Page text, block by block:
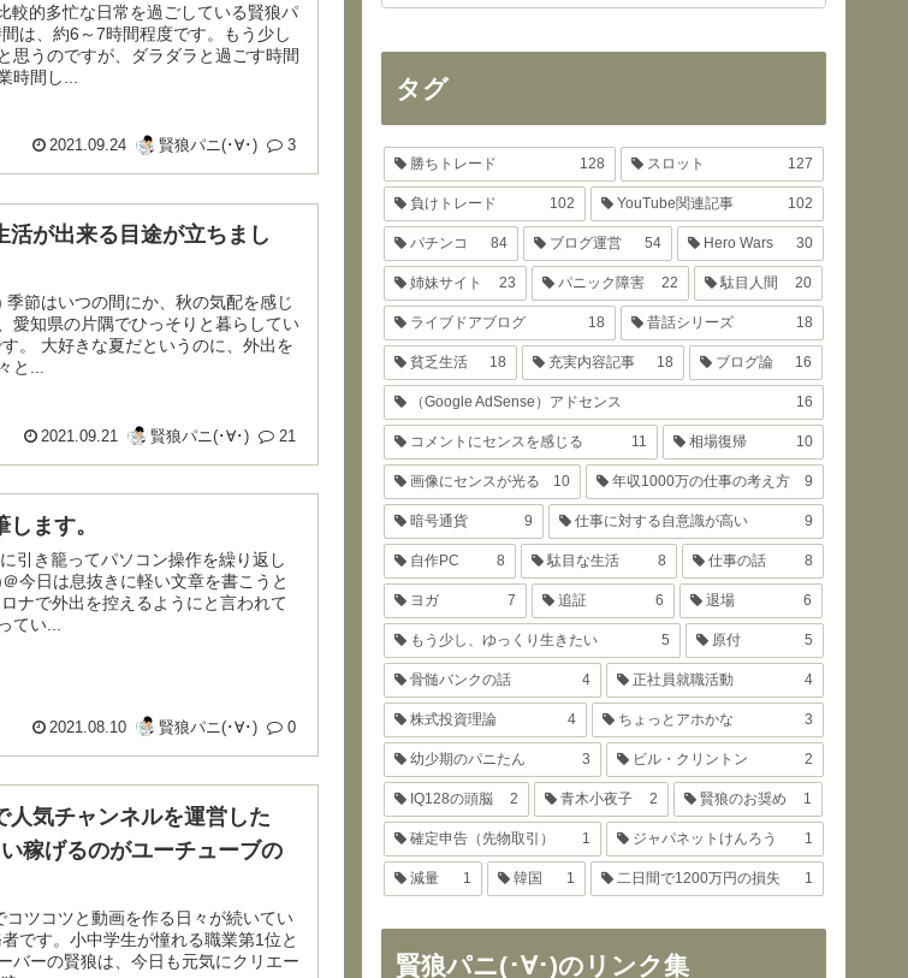
は、約6～7時間程度です。もう少し
思うのですが、ダラダラと過ごす時間
時間し...
2021.09.24 賢狼パニ(･∀･) 3
活が出来る目途が立ちまし
愛知県の片隅でひっそりと暮らしてい
外出を
と...
2021.09.21 賢狼パニ(･∀･) 21
ます。
今日は息抜きに軽い文章を書こうと
てい...
2021.08.10 賢狼パニ(･∀･) 0
人気チャンネルを運営した
稼げるのがユーチューブの
です。小中学生が憧れる職業第1位と
バーの賢狼は、今日も元気にクリエー
タグ
勝ちトレード 128 スロット 127
負けトレード 102 YouTube関連記事 102
パチンコ 84 ブログ運営 54 Hero Wars 30
姉妹サイト 23 パニック障害 22 駄目人間 20
ライブドアブログ 18 昔話シリーズ 18
貧乏生活 18 充実内容記事 18 ブログ論 16
（Google AdSense）アドセンス 16
コメントにセンスを感じる 11 相場復帰 10
画像にセンスが光る 10 年収1000万の仕事の考え方 9
暗号通貨 9 仕事に対する自意識が高い 9
自作PC 8 駄目な生活 8 仕事の話 8
ヨガ 7 追証 6 退場 6
もう少し、ゆっくり生きたい 5 原付 5
骨髄バンクの話 4 正社員就職活動 4
株式投資理論 4 ちょっとアホかな 3
幼少期のパニたん 3 ビル・クリントン 2
IQ128の頭脳 2 青木小夜子 2 賢狼のお奨め 1
確定申告（先物取引） 1 ジャパネットけんろう 1
減量 1 韓国 1 二日間で1200万円の損失 1
賢狼パニ(･∀･)のリンク集